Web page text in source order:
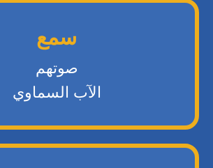
سمع
صوتهم
الآب السماوي